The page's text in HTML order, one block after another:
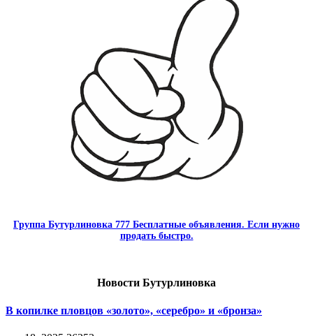
Группа Бутурлиновка 777 Бесплатные объявления. Если нужно
продать быстро.
Новости Бутурлиновка
В копилке пловцов «золото», «серебро» и «бронза»